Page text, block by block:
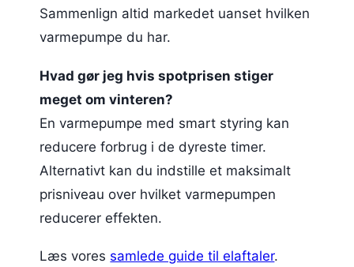
Sammenlign altid markedet uanset hvilken
varmepumpe du har.
Hvad gør jeg hvis spotprisen stiger
meget om vinteren?
En varmepumpe med smart styring kan
reducere forbrug i de dyreste timer.
Alternativt kan du indstille et maksimalt
prisniveau over hvilket varmepumpen
reducerer effekten.
Læs vores samlede guide til elaftaler.